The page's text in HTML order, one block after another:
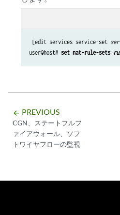
[edit services service-set
user@host# set nat-rule-sets
arrow_backward PREVIOUS
CGN、ステートフルフ
ァイアウォール、ソフ
トワイヤフローの監視